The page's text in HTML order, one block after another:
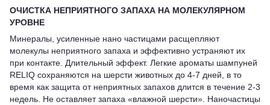
ОЧИСТКА НЕПРИЯТНОГО ЗАПАХА НА МОЛЕКУЛЯРНОМ
УРОВНЕ
Минералы, усиленные нано частицами расщепляют
молекулы неприятного запаха и эффективно устраняют их
при контакте. Длительный эффект. Легкие ароматы шампуней
RELIQ сохраняются на шерсти животных до 4-7 дней, в то
время как защита от неприятных запахов длится в течение 2-3
недель. Не оставляет запаха «влажной шерсти». Наночастицы